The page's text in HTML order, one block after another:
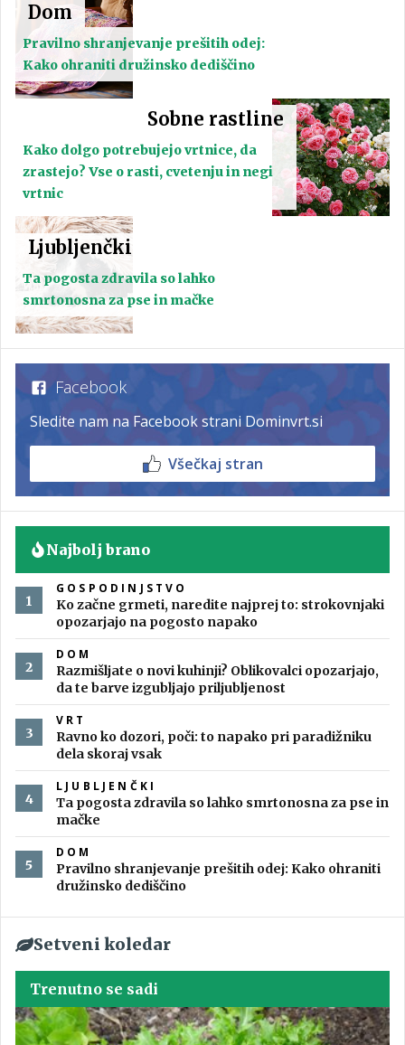
Dom
Pravilno shranjevanje prešitih odej:
Kako ohraniti družinsko dediščino
Sobne rastline
Kako dolgo potrebujejo vrtnice, da
zrastejo? Vse o rasti, cvetenju in negi
vrtnic
Ljubljenčki
Ta pogosta zdravila so lahko
smrtonosna za pse in mačke
Facebook
Sledite nam na Facebook strani Dominvrt.si
Všečkaj stran
Najbolj brano
GOSPODINJSTVO
Ko začne grmeti, naredite najprej to: strokovnjaki
opozarjajo na pogosto napako
DOM
Razmišljate o novi kuhinji? Oblikovalci opozarjajo,
da te barve izgubljajo priljubljenost
VRT
Ravno ko dozori, poči: to napako pri paradižniku
dela skoraj vsak
LJUBLJENČKI
Ta pogosta zdravila so lahko smrtonosna za pse in
mačke
DOM
Pravilno shranjevanje prešitih odej: Kako ohraniti
družinsko dediščino
Setveni koledar
Trenutno se sadi